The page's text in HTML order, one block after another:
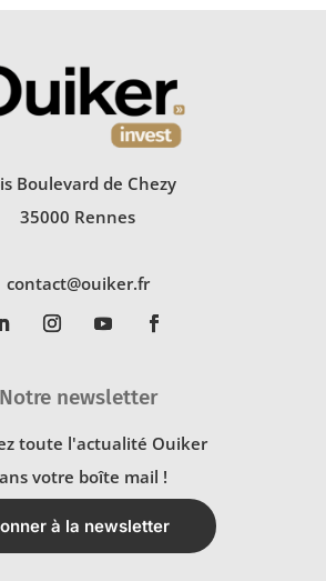
Boulevard de Chezy
35000 Rennes
contact@ouiker.fr
Notre newsletter
toute l'actualité Ouiker
votre boîte mail !
à la newsletter